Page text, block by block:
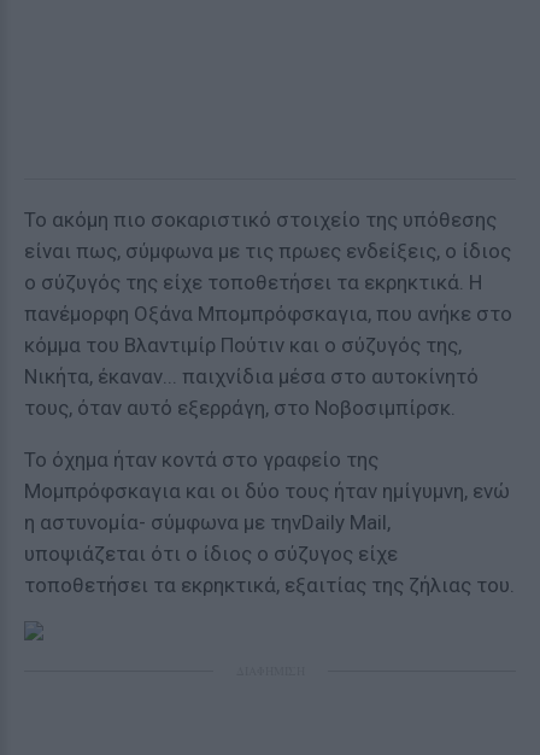
Το ακόμη πιο σοκαριστικό στοιχείο της υπόθεσης
είναι πως, σύμφωνα με τις πρωες ενδείξεις, ο ίδιος
ο σύζυγός της είχε τοποθετήσει τα εκρηκτικά. Η
πανέμορφη Οξάνα Μπομπρόφσκαγια, που ανήκε στο
κόμμα του Βλαντιμίρ Πούτιν και ο σύζυγός της,
Νικήτα, έκαναν... παιχνίδια μέσα στο αυτοκίνητό
τους, όταν αυτό εξερράγη, στο Νοβοσιμπίρσκ.
Το όχημα ήταν κοντά στο γραφείο της
Μομπρόφσκαγια και οι δύο τους ήταν ημίγυμνη, ενώ
η αστυνομία- σύμφωνα με τηνDaily Mail,
υποψιάζεται ότι ο ίδιος ο σύζυγος είχε
τοποθετήσει τα εκρηκτικά, εξαιτίας της ζήλιας του.